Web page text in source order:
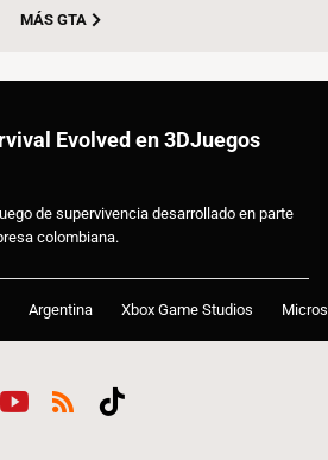
MÁS GTA
Evolved en 3DJuegos
de supervivencia desarrollado en parte
colombiana.
Argentina Xbox Game Studios